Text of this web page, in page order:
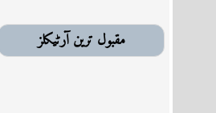
مقبول ترین آرٹیکلز